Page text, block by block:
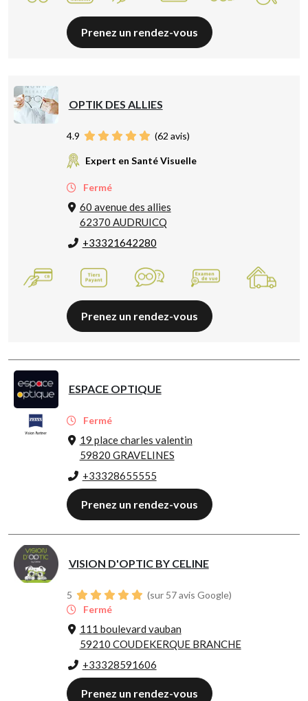
Prenez un rendez-vous
OPTIK DES ALLIES
4.9 (62 avis)
Expert en Santé Visuelle
Fermé
60 avenue des allies
62370 AUDRUICQ
+33321642280
Prenez un rendez-vous
ESPACE OPTIQUE
Fermé
19 place charles valentin
59820 GRAVELINES
+33328655555
Prenez un rendez-vous
VISION D'OPTIC BY CELINE
5
(sur 57 avis Google)
Fermé
111 boulevard vauban
59210 COUDEKERQUE BRANCHE
+33328591606
Prenez un rendez-vous